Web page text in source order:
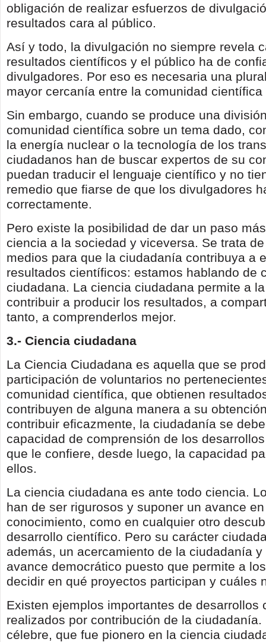
obligación de realizar esfuerzos de
resultados cara al público.
Así y todo, la divulgación no siempre revela
resultados científicos y el público ha de
divulgadores. Por eso es necesaria una
mayor cercanía entre la comunidad
Sin embargo, cuando se produce una
comunidad científica sobre un tema dado,
la energía nuclear o la tecnología de los
ciudadanos han de buscar expertos de su
puedan traducir el lenguaje científico y no
remedio que fiarse de que los divulgadores
correctamente.
Pero existe la posibilidad de dar un paso
ciencia a la sociedad y viceversa. Se trata
medios para que la ciudadanía contribuya a
resultados científicos: estamos hablando de
ciudadana. La ciencia ciudadana permite a
contribuir a producir los resultados, a
tanto, a comprenderlos mejor.
3.- Ciencia ciudadana
La Ciencia Ciudadana es aquella que se
participación de voluntarios no
comunidad científica, que obtienen
contribuyen de alguna manera a su
contribuir eficazmente, la ciudadanía se
capacidad de comprensión de los
que le confiere, desde luego, la capacidad
ellos.
La ciencia ciudadana es ante todo ciencia.
han de ser rigurosos y suponer un avance
conocimiento, como en cualquier otro
desarrollo científico. Pero su carácter
además, un acercamiento de la ciudadanía
avance democrático puesto que permite a
decidir en qué proyectos participan y cuáles
Existen ejemplos importantes de desarrollos
realizados por contribución de la ciudadanía.
célebre, que fue pionero en la ciencia